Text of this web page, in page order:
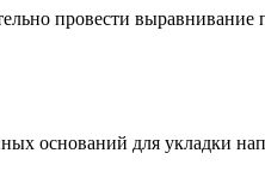
провести
оснований для укладки